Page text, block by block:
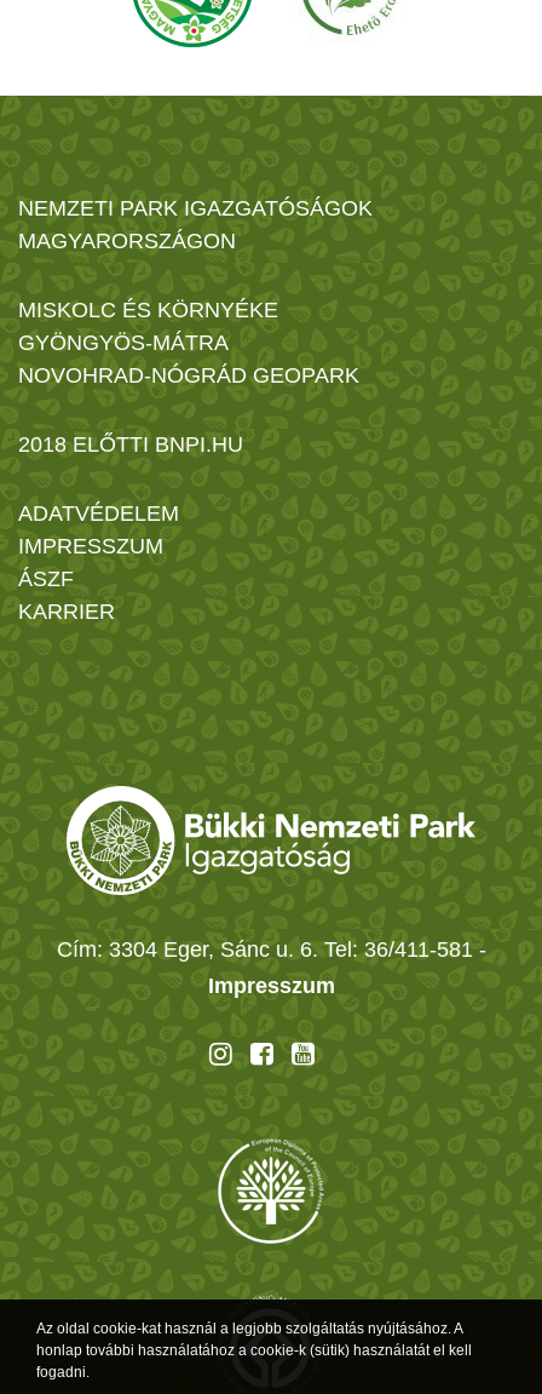
NEMZETI PARK IGAZGATÓSÁGOK
MAGYARORSZÁGON
MISKOLC ÉS KÖRNYÉKE
GYÖNGYÖS-MÁTRA
NOVOHRAD-NÓGRÁD GEOPARK
2018 ELŐTTI BNPI.HU
ADATVÉDELEM
IMPRESSZUM
ÁSZF
KARRIER
Cím: 3304 Eger, Sánc u. 6. Tel: 36/411-581 -
Impresszum
Az oldal cookie-kat használ a legjobb szolgáltatás nyújtásához. A
honlap további használatához a cookie-k (sütik) használatát el kell
fogadni.